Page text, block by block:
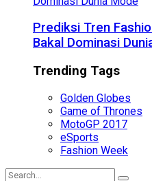
Prediksi Tren
Bakal Dominasi
Trending Tags
Golden Globes
Game of Thrones
MotoGP 2017
eSports
Fashion Week